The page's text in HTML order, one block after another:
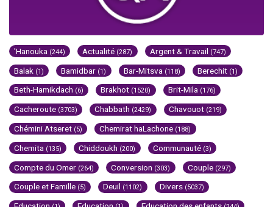
'Hanouka (244) Actualité (287) Argent & Travail (747)
Balak (1) Bamidbar (1) Bar-Mitsva (118) Berechit (1)
Beth-Hamikdach (6) Brakhot (1520) Brit-Mila (176)
Cacheroute (3703) Chabbath (2429) Chavouot (219)
Chémini Atseret (5) Chemirat haLachone (188)
Chemita (135) Chiddoukh (200) Communauté (3)
Compte du Omer (264) Conversion (303) Couple (297)
Couple et Famille (5) Deuil (1102) Divers (5037)